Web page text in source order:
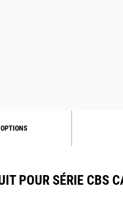
OPTIONS
POUR SÉRIE CBS